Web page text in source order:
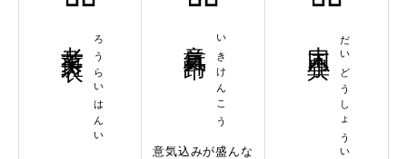
ろうらいはんい いきけんこう
意気込みが盛んな
だいどうしょうい